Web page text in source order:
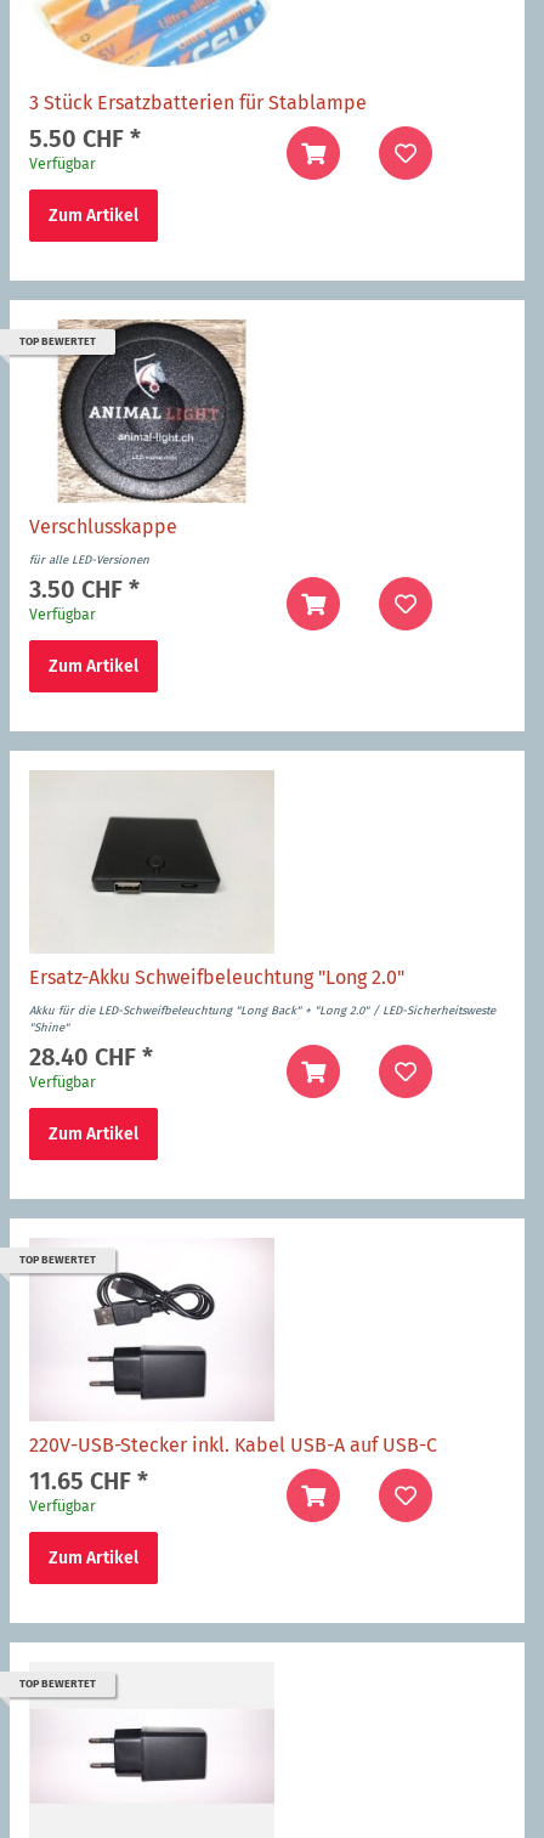
3 Stück Ersatzbatterien für Stablampe
5.50 CHF *
Verfügbar
Zum Artikel
TOP BEWERTET
Verschlusskappe
für alle LED-Versionen
3.50 CHF *
Verfügbar
Zum Artikel
Ersatz-Akku Schweifbeleuchtung "Long 2.0"
Akku für die LED-Schweifbeleuchtung "Long Back" + "Long 2.0" / LED-Sicherheitsweste
"Shine"
28.40 CHF *
Verfügbar
Zum Artikel
TOP BEWERTET
220V-USB-Stecker inkl. Kabel USB-A auf USB-C
11.65 CHF *
Verfügbar
Zum Artikel
TOP BEWERTET